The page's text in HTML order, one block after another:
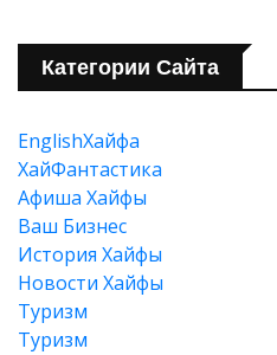
Категории Сайта
EnglishХайфа
XайФантастика
Афиша Хайфы
Ваш Бизнес
История Хайфы
Новости Хайфы
Туризм
Туризм